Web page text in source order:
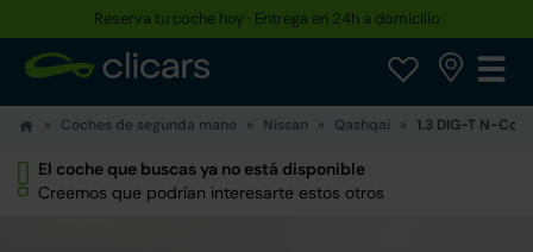
Coches de segunda mano Nissan Qashqai 1.3 DIG-T N-
El coche que buscas ya no está disponible
Creemos que podrían interesarte estos otros